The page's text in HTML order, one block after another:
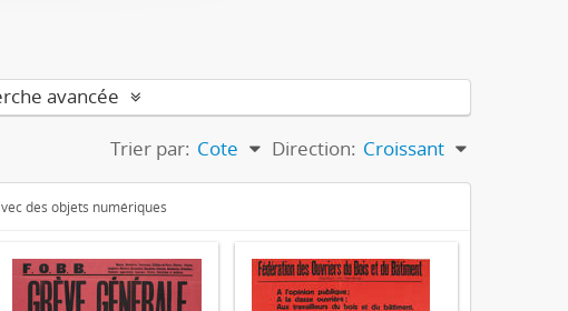
avancée
Trier par: Cote Direction: Croissant
des objets numériques